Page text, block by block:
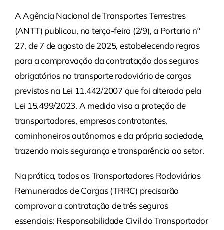
A Agência Nacional de Transportes Terrestres
(ANTT) publicou, na terça-feira (2/9), a Portaria nº
27, de 7 de agosto de 2025, estabelecendo regras
para a comprovação da contratação dos seguros
obrigatórios no transporte rodoviário de cargas
previstos na Lei 11.442/2007 que foi alterada pela
Lei 15.499/2023. A medida visa a proteção de
transportadores, empresas contratantes,
caminhoneiros autônomos e da própria sociedade,
trazendo mais segurança e transparência ao setor.
Na prática, todos os Transportadores Rodoviários
Remunerados de Cargas (TRRC) precisarão
comprovar a contratação de três seguros
essenciais: Responsabilidade Civil do Transportador